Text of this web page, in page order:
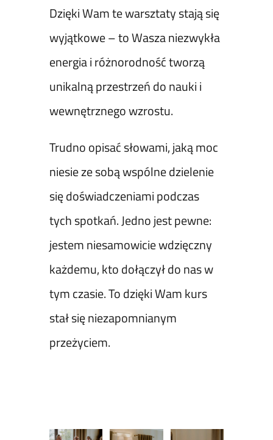
Dzięki Wam te warsztaty stają się
wyjątkowe – to Wasza niezwykła
energia i różnorodność tworzą
unikalną przestrzeń do nauki i
wewnętrznego wzrostu.
Trudno opisać słowami, jaką moc
niesie ze sobą wspólne dzielenie
się doświadczeniami podczas
tych spotkań. Jedno jest pewne:
jestem niesamowicie wdzięczny
każdemu, kto dołączył do nas w
tym czasie. To dzięki Wam kurs
stał się niezapomnianym
przeżyciem.